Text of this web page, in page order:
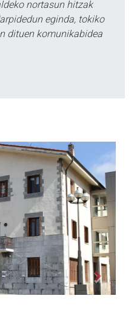
nortasun hitzak
eginda, tokiko
dituen komunikabidea
Next